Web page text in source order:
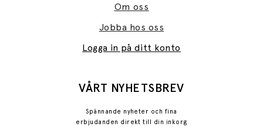
Om oss
Jobba hos oss
Logga in på ditt konto
VÅRT NYHETSBREV
Spännande nyheter och fina
erbjudanden direkt till din inkorg